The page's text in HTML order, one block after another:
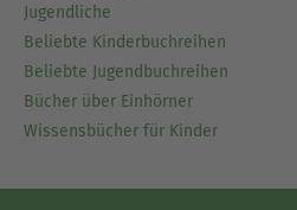
Jugendliche
Beliebte Kinderbuchreihen
Beliebte Jugendbuchreihen
Bücher über Einhörner
Wissensbücher für Kinder